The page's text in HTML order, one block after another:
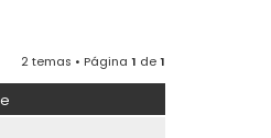
2 temas • Página 1 de1